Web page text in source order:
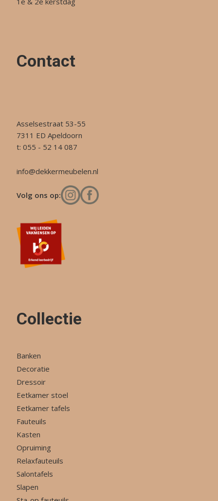
Contact
Asselsestraat 53-55
7311 ED Apeldoorn
t: 055 - 52 14 087
info@dekkermeubelen.nl
Volg ons op:
Collectie
Banken
Decoratie
Dressoir
Eetkamer stoel
Eetkamer tafels
Fauteuils
Kasten
Opruiming
Relaxfauteuils
Salontafels
Slapen